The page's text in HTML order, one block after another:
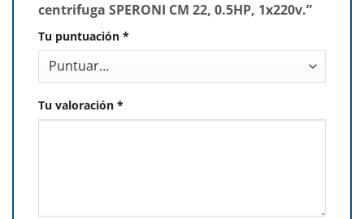
centrifuga SPERONI CM 22, 0.5HP, 1x220v.”
Tu puntuación *
Tu valoración *